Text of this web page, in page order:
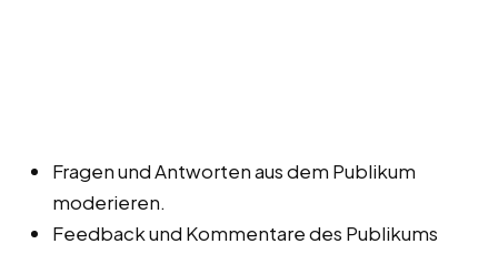
Fragen und Antworten aus dem Publikum
moderieren.
Feedback und Kommentare des Publikums